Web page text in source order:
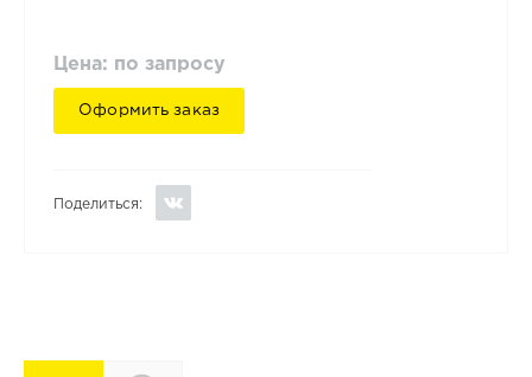
Цена: по запросу
Оформить заказ
Поделиться: